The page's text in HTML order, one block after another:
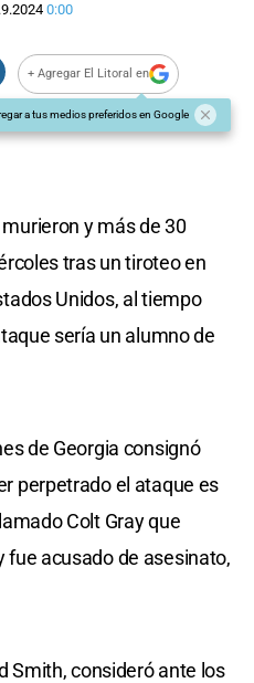
0:00
+ Agregar El Litoral en
a tus medios preferidos en Google
y más de 30
tras un tiroteo en
Unidos, al tiempo
sería un alumno de
de Georgia consignó
perpetrado el ataque es
Colt Gray que
fue acusado de asesinato,
Smith, consideró ante los